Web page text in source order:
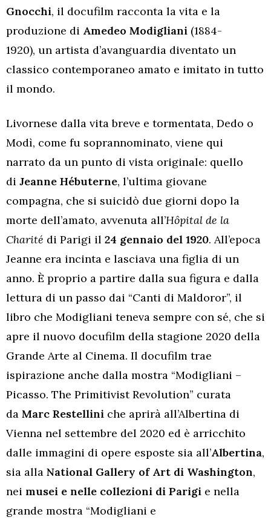
Gnocchi, il docufilm racconta la vita e la
produzione di Amedeo Modigliani (1884-
1920), un artista d’avanguardia diventato un
classico contemporaneo amato e imitato in tutto
il mondo.
Livornese dalla vita breve e tormentata, Dedo o
Modì, come fu soprannominato, viene qui
narrato da un punto di vista originale: quello
di Jeanne Hébuterne, l’ultima giovane
compagna, che si suicidò due giorni dopo la
morte dell’amato, avvenuta all’Hôpital de la
Charité di Parigi il 24 gennaio del 1920. All’epoca
Jeanne era incinta e lasciava una figlia di un
anno. È proprio a partire dalla sua figura e dalla
lettura di un passo dai “Canti di Maldoror”, il
libro che Modigliani teneva sempre con sé, che si
apre il nuovo docufilm della stagione 2020 della
Grande Arte al Cinema. Il docufilm trae
ispirazione anche dalla mostra “Modigliani –
Picasso. The Primitivist Revolution” curata
da Marc Restellini che aprirà all’Albertina di
Vienna nel settembre del 2020 ed è arricchito
dalle immagini di opere esposte sia all’Albertina,
sia alla National Gallery of Art di Washington,
nei musei e nelle collezioni di Parigi e nella
grande mostra “Modigliani e